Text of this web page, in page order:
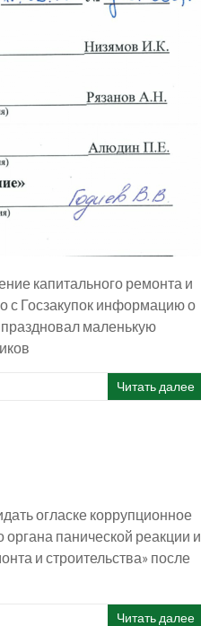
капитального ремонта и
с Госзакупок информацию о
маленькую
Читать далее
огласке коррупционное
органа панической реакции и
и строительства» после
Читать далее